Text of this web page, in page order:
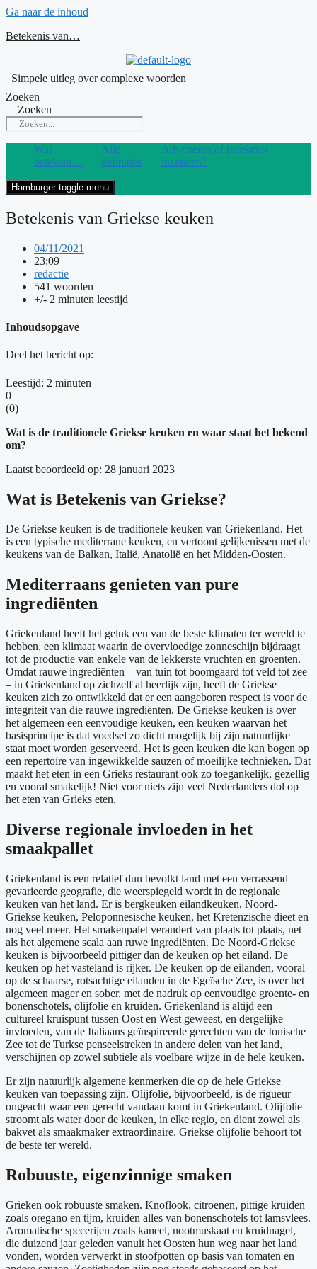
Ga naar de inhoud
Betekenis van…
Simpele uitleg over complexe woorden
Zoeken
Zoeken
Wat
betekent…
Alle
definities
Adverteren of betekenis
inzenden?
Hamburger toggle menu
Betekenis van Griekse keuken
04/11/2021
23:09
redactie
541 woorden
+/- 2 minuten leestijd
Inhoudsopgave
Deel het bericht op:
Leestijd: 2 minuten
0
(0)
Wat is de traditionele Griekse keuken en waar staat het bekend
om?
Laatst beoordeeld op: 28 januari 2023
Wat is Betekenis van Griekse?
De Griekse keuken is de traditionele keuken van Griekenland. Het
is een typische mediterrane keuken, en vertoont gelijkenissen met de
keukens van de Balkan, Italië, Anatolië en het Midden-Oosten.
Mediterraans genieten van pure
ingrediënten
Griekenland heeft het geluk een van de beste klimaten ter wereld te
hebben, een klimaat waarin de overvloedige zonneschijn bijdraagt
tot de productie van enkele van de lekkerste vruchten en groenten.
Omdat rauwe ingrediënten – van tuin tot boomgaard tot veld tot zee
– in Griekenland op zichzelf al heerlijk zijn, heeft de Griekse
keuken zich zo ontwikkeld dat er een aangeboren respect is voor de
integriteit van die rauwe ingrediënten. De Griekse keuken is over
het algemeen een eenvoudige keuken, een keuken waarvan het
basisprincipe is dat voedsel zo dicht mogelijk bij zijn natuurlijke
staat moet worden geserveerd. Het is geen keuken die kan bogen op
een repertoire van ingewikkelde sauzen of moeilijke technieken. Dat
maakt het eten in een Grieks restaurant ook zo toegankelijk, gezellig
en vooral smakelijk! Niet voor niets zijn veel Nederlanders dol op
het eten van Grieks eten.
Diverse regionale invloeden in het
smaakpallet
Griekenland is een relatief dun bevolkt land met een verrassend
gevarieerde geografie, die weerspiegeld wordt in de regionale
keuken van het land. Er is bergkeuken eilandkeuken, Noord-
Griekse keuken, Peloponnesische keuken, het Kretenzische dieet en
nog veel meer. Het smakenpalet verandert van plaats tot plaats, net
als het algemene scala aan ruwe ingrediënten. De Noord-Griekse
keuken is bijvoorbeeld pittiger dan de keuken op het eiland. De
keuken op het vasteland is rijker. De keuken op de eilanden, vooral
op de schaarse, rotsachtige eilanden in de Egeïsche Zee, is over het
algemeen mager en sober, met de nadruk op eenvoudige groente- en
bonenschotels, olijfolie en kruiden. Griekenland is altijd een
cultureel kruispunt tussen Oost en West geweest, en dergelijke
invloeden, van de Italiaans geïnspireerde gerechten van de Ionische
Zee tot de Turkse penseelstreken in andere delen van het land,
verschijnen op zowel subtiele als voelbare wijze in de hele keuken.
Er zijn natuurlijk algemene kenmerken die op de hele Griekse
keuken van toepassing zijn. Olijfolie, bijvoorbeeld, is de rigueur
ongeacht waar een gerecht vandaan komt in Griekenland. Olijfolie
stroomt als water door de keuken, in elke regio, en dient zowel als
bakvet als smaakmaker extraordinaire. Griekse olijfolie behoort tot
de beste ter wereld.
Robuuste, eigenzinnige smaken
Grieken ook robuuste smaken. Knoflook, citroenen, pittige kruiden
zoals oregano en tijm, kruiden alles van bonenschotels tot lamsvlees.
Aromatische specerijen zoals kaneel, nootmuskaat en kruidnagel,
die duizend jaar geleden vanuit het Oosten hun weg naar het land
vonden, worden verwerkt in stoofpotten op basis van tomaten en